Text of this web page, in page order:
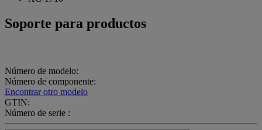
Soporte para productos
Número de modelo:
Número de componente:
Encontrar otro modelo
GTIN:
Número de serie :